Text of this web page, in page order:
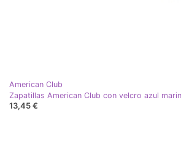
American Club
Zapatillas American Club con velcro azul
13,45 €